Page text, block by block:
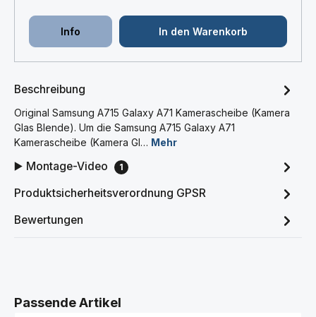
Info In den Warenkorb
Beschreibung
Original Samsung A715 Galaxy A71 Kamerascheibe (Kamera
Glas Blende). Um die Samsung A715 Galaxy A71
Kamerascheibe (Kamera Gl… Mehr
▶️ Montage-Video 1
Produktsicherheitsverordnung GPSR
Bewertungen
Produktgalerie überspringen
Passende Artikel